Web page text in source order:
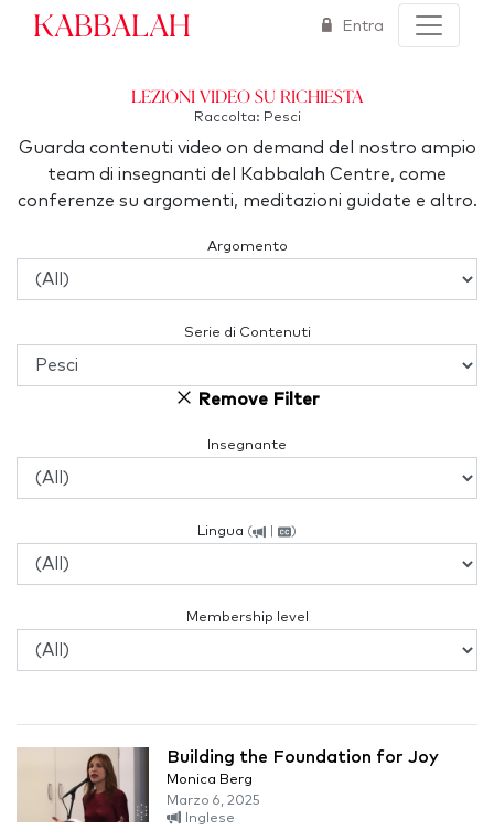
Kabbalah Entra
Lezioni video su richiesta
Raccolta: Pesci
Guarda contenuti video on demand del nostro ampio
team di insegnanti del Kabbalah Centre, come
conferenze su argomenti, meditazioni guidate e altro.
Argomento
Serie di Contenuti
Remove Filter
Insegnante
Lingua ( )
Membership level
Building the Foundation for Joy
Monica Berg
Marzo 6, 2025
Inglese